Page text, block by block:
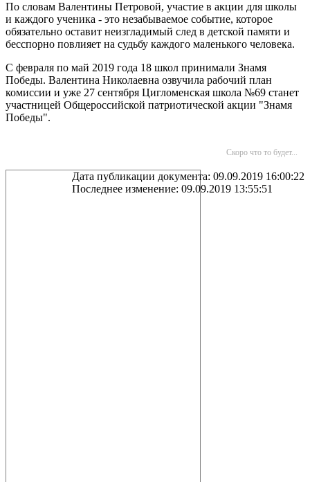
По словам Валентины Петровой, участие в акции для школы
и каждого ученика - это незабываемое событие, которое
обязательно оставит неизгладимый след в детской памяти и
бесспорно повлияет на судьбу каждого маленького человека.
С февраля по май 2019 года 18 школ принимали Знамя
Победы. Валентина Николаевна озвучила рабочий план
комиссии и уже 27 сентября Цигломенская школа №69 станет
участницей Общероссийской патриотической акции "Знамя
Победы".
Скоро что то будет...
Дата публикации документа: 09.09.2019 16:00:22
Последнее изменение: 09.09.2019 13:55:51